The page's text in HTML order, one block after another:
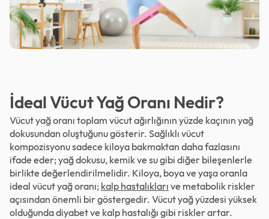
İdeal Vücut Yağ Oranı Nedir?
Vücut yağ oranı toplam vücut ağırlığının yüzde kaçının yağ
dokusundan oluştuğunu gösterir. Sağlıklı vücut
kompozisyonu sadece kiloya bakmaktan daha fazlasını
ifade eder; yağ dokusu, kemik ve su gibi diğer bileşenlerle
birlikte değerlendirilmelidir. Kiloya, boya ve yaşa oranla
ideal vücut yağ oranı; kalp hastalıkları ve metabolik riskler
açısından önemli bir göstergedir. Vücut yağ yüzdesi yüksek
olduğunda diyabet ve kalp hastalığı gibi riskler artar.